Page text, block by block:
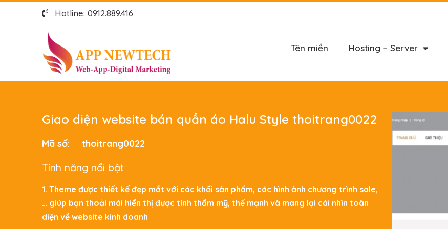
Hotline: 0912.889.416
Tên miền Hosting – Server
Giao diện website bán quần áo Halu Style thoitrang0022
Mã số: thoitrang0022
Tính năng nổi bật
1. Theme được thiết kế đẹp mắt với các khối sản phẩm, các hình ảnh chương trình sale,
… giúp bạn thoải mái hiển thị được tính thẩm mỹ, thế mạnh và mang lại cái nhìn toàn
diện về website kinh doanh